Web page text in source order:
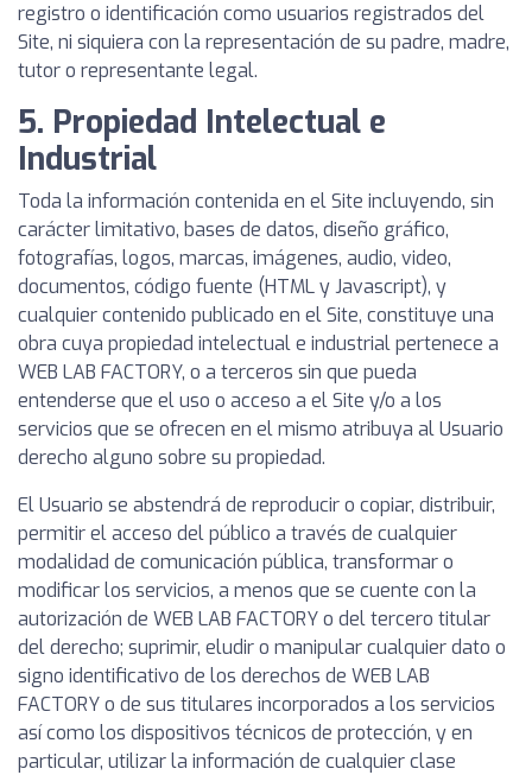
registro o identificación como usuarios registrados del
Site, ni siquiera con la representación de su padre, madre,
tutor o representante legal.
5. Propiedad Intelectual e
Industrial
Toda la información contenida en el Site incluyendo, sin
carácter limitativo, bases de datos, diseño gráfico,
fotografías, logos, marcas, imágenes, audio, video,
documentos, código fuente (HTML y Javascript), y
cualquier contenido publicado en el Site, constituye una
obra cuya propiedad intelectual e industrial pertenece a
WEB LAB FACTORY, o a terceros sin que pueda
entenderse que el uso o acceso a el Site y/o a los
servicios que se ofrecen en el mismo atribuya al Usuario
derecho alguno sobre su propiedad.
El Usuario se abstendrá de reproducir o copiar, distribuir,
permitir el acceso del público a través de cualquier
modalidad de comunicación pública, transformar o
modificar los servicios, a menos que se cuente con la
autorización de WEB LAB FACTORY o del tercero titular
del derecho; suprimir, eludir o manipular cualquier dato o
signo identificativo de los derechos de WEB LAB
FACTORY o de sus titulares incorporados a los servicios
así como los dispositivos técnicos de protección, y en
particular, utilizar la información de cualquier clase